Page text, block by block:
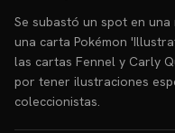
Se subastó un spot en
una carta Pokémon
las cartas Fennel y Carly
por tener ilustraciones
coleccionistas.